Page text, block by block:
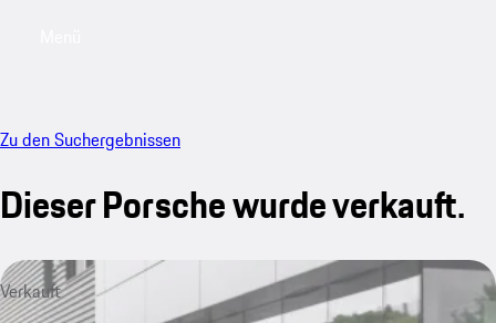
Zu den Suchergebnissen
Dieser Porsche wurde verkauft.
Verkauft